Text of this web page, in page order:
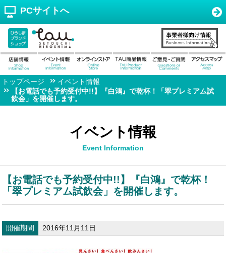
PCサイトへ
トップページ
イベント情報
【お電話でも予約受付中!!】『白鴻』で乾杯！「翠プレミアム試
飲会」を開催します。
イベント情報
Event Information
【お電話でも予約受付中!!】『白鴻』で乾杯！
「翠プレミアム試飲会」を開催します。
開催期間 2016年11月11日